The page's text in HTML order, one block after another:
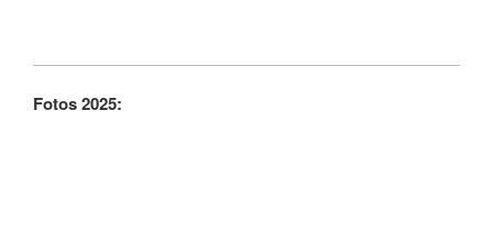
Fotos 2025: